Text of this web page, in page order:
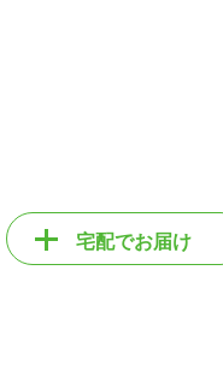
宅配でお届け